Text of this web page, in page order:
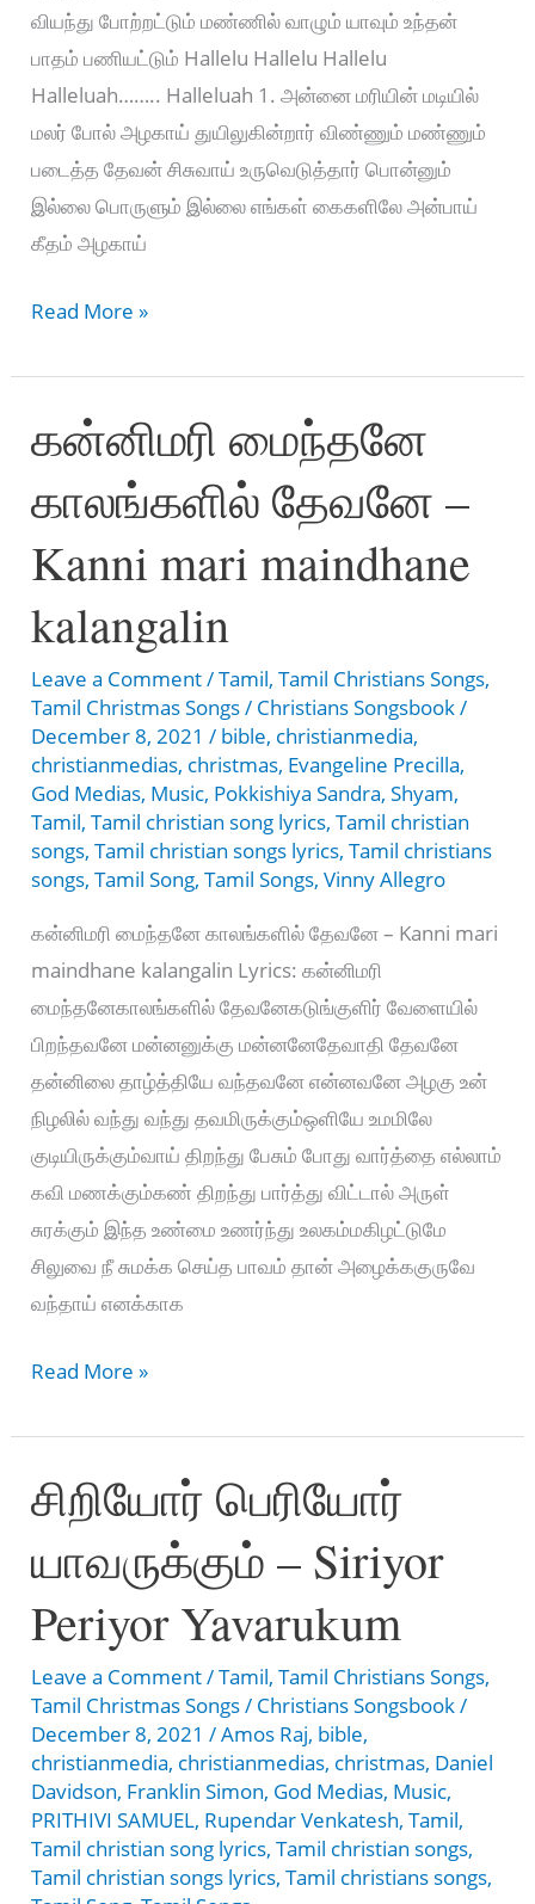
வியந்து போற்றட்டும் மண்ணில் வாழும் யாவும் உந்தன்
பாதம் பணியட்டும் Hallelu Hallelu Hallelu
Halleluah…….. Halleluah 1. அன்னை மரியின் மடியில்
மலர் போல் அழகாய் துயிலுகின்றார் விண்ணும் மண்ணும்
படைத்த தேவன் சிசுவாய் உருவெடுத்தார் பொன்னும்
இல்லை பொருளும் இல்லை எங்கள் கைகளிலே அன்பாய்
கீதம் அழகாய்
வீசும்
மதியும்
மலரும்
-
Veesum
Madhiyum
Malarum
Read More »
கன்னிமரி மைந்தனே
காலங்களில் தேவனே –
Kanni mari maindhane
kalangalin
Leave a Comment/Tamil,Tamil Christians Songs,
Tamil Christmas Songs/ Christians Songsbook/
December 8, 2021/ bible, christianmedia,
christianmedias, christmas, Evangeline Precilla,
God Medias, Music, Pokkishiya Sandra,Shyam,
Tamil,Tamil christian song lyrics,Tamil christian
songs,Tamil christian songs lyrics,Tamil christians
songs,Tamil Song,Tamil Songs,Vinny Allegro
கன்னிமரி மைந்தனே காலங்களில் தேவனே – Kanni mari
maindhane kalangalin Lyrics: கன்னிமரி
மைந்தனேகாலங்களில் தேவனேகடுங்குளிர் வேளையில்
பிறந்தவனே மன்னனுக்கு மன்னனேதேவாதி தேவனே
தன்னிலை தாழ்த்தியே வந்தவனே என்னவனே அழகு உன்
நிழலில் வந்து வந்து தவமிருக்கும்ஒளியே உமமிலே
குடியிருக்கும்வாய் திறந்து பேசும் போது வார்த்தை எல்லாம்
கவி மணக்கும்கண் திறந்து பார்த்து விட்டால் அருள்
சுரக்கும் இந்த உண்மை உணர்ந்து உலகம்மகிழட்டுமே
சிலுவை நீ சுமக்க செய்த பாவம் தான் அழைக்ககுருவே
வந்தாய் எனக்காக
கன்னிமரி
காலங்களில்
தேவனே
–
Kanni
maindhane
kalangalin
Read More »
சிறியோர் பெரியோர்
யாவருக்கும் – Siriyor
Periyor Yavarukum
Leave a Comment/Tamil,Tamil Christians Songs,
Tamil Christmas Songs/ Christians Songsbook/
December 8, 2021/Amos Raj, bible,
christianmedia, christianmedias, christmas, Daniel
Davidson, Franklin Simon, God Medias, Music,
PRITHIVI SAMUEL, Rupendar Venkatesh,Tamil,
Tamil christian song lyrics,Tamil christian songs,
Tamil christian songs lyrics,Tamil christians songs,